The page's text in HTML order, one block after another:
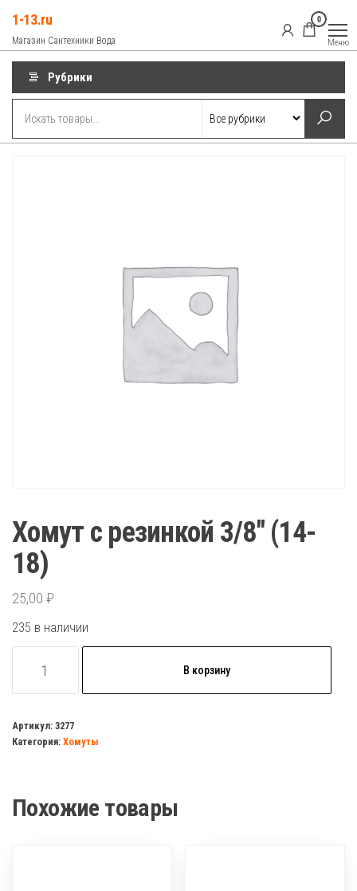
содержимому
1-13.ru
Магазин Сантехники Вода
0
Меню
Рубрики
Хомут с резинкой 3/8″ (14-
18)
25,00 ₽
235 в наличии
товара
с
резинкой
18)
В корзину
Артикул: 3277
Категория: Хомуты
Похожие товары